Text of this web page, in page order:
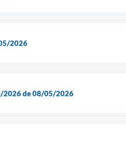
2026
2026 de 08/05/2026